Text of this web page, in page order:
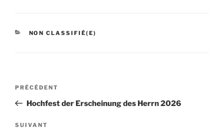
CATÉGORIES
NON CLASSIFIÉ(E)
Navigation
l’article
Article
précédent
PRÉCÉDENT
Hochfest der Erscheinung des Herrn 2026
Article
SUIVANT